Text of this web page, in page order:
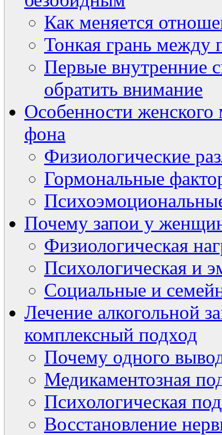
Как меняется
Тонкая грань между
Первые внутренние
обратить внимание
Особенности женского
фона
Физиологические
Гормональные
Почему запои у
Физиологическая
Психологическая и
Социальные и
Лечение алкогольной
комплексный подход
Почему одного
Медикаментозная
Психологическая
Восстановление